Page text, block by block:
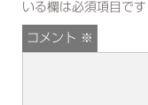
いる欄は必須項目です
コメント ※